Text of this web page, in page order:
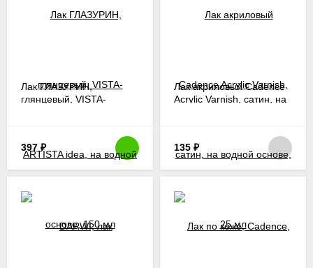
Лак ГЛАЗУРИН,
глянцевый, VISTA-
397 ₽
Лак акриловый Cadence
Acrylic Varnish, сатин, на
135 ₽